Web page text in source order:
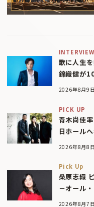
INTERVIEW
歌に人生
錦織健が
2026年8月9日
PICK UP
青木尚佳
日ホール
2026年8月8日
Pick Up
桑原志織
－オール
2026年8月7日